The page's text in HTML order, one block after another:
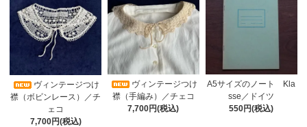
ヴィンテージつけ
襟（ボビンレース）／チ
ェコ
7,700円(税込)
ヴィンテージつけ
襟（手編み）／チェコ
7,700円(税込)
A5サイズのノート Kla
sse／ドイツ
550円(税込)